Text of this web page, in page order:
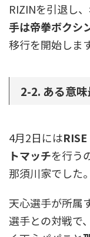
RIZINを引退し
手は帝拳ボクシ
移行を開始します
2-2. ある意
4月2日には
トマッチを行う
那須川家でした。
天心選手が所属
選手との対戦で